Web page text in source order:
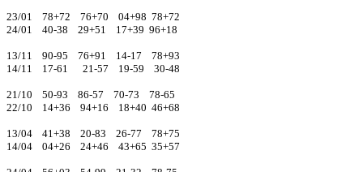
23/01 78+72 76+70 04+98 78+72
24/01 40-38 29+51 17+39 96+18
13/11 90-95 76+91 14-17 78+93
14/11 17-61 21-57 19-59 30-48
21/10 50-93 86-57 70-73 78-65
22/10 14+36 94+16 18+40 46+68
13/04 41+38 20-83 26-77 78+75
14/04 04+26 24+46 43+65 35+57